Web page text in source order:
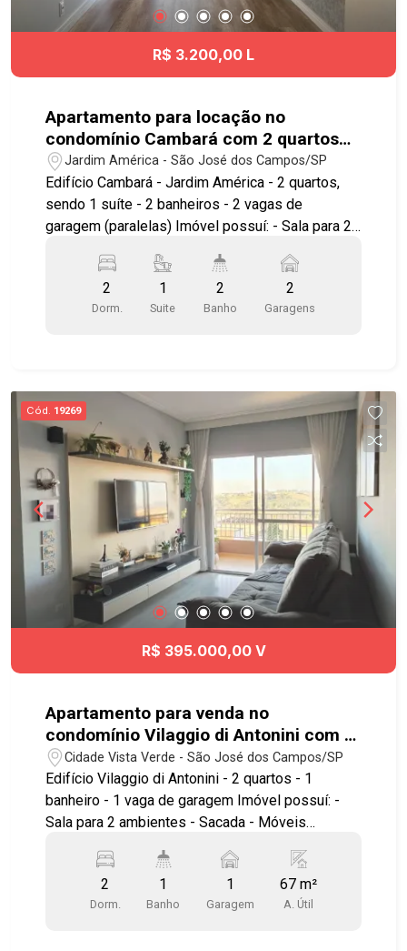
R$ 3.200,00 L
Apartamento para locação no
condomínio Cambará com 2 quartos
sendo 1 suíte - 61 m² - No bairro
Jardim América - SJC
Jardim América - São José dos Campos/SP
Edifício Cambará - Jardim América - 2 quartos,
sendo 1 suíte - 2 banheiros - 2 vagas de
garagem (paralelas) Imóvel possuí: - Sala para 2
gesso - Sacada - Cozinha americana - Repleto de
armários - Andar alto - Fechamento em vidro na
sacada - Portaria 24hrs Lazer conta com: - 2
Quadra - Brinquedoteca - Playground - Mercado
Excelente localização, próximo do Shopping
Oriente, academia Panobianco e
comércio/serviços em geral. Fácil acesso à
Rodovia Dutra e ao sistema viário da cidade.
Agende já sua visita!! #imobiliaria
#geraçãoimóveis #aptolocação
#aptolocaçãoSJC #JardimAmérica
2
Dorm.
1
Suite
2
Banho
2
Garagens
Cód. 19269
R$ 395.000,00 V
Apartamento para venda no
condomínio Vilaggio di Antonini com 2
quartos e 1 vaga de garagem - 67 m² -
No bairro Vista Verde - SJC
Cidade Vista Verde - São José dos Campos/SP
Edifício Vilaggio di Antonini - 2 quartos - 1
banheiro - 1 vaga de garagem Imóvel possuí: -
Sala para 2 ambientes - Sacada - Móveis
estilo americana, planejada - Área de serviço -
Vista permanente para as montanhas - Sol da
2
Dorm.
1
Banho
1
Garagem
67 m²
A. Útil